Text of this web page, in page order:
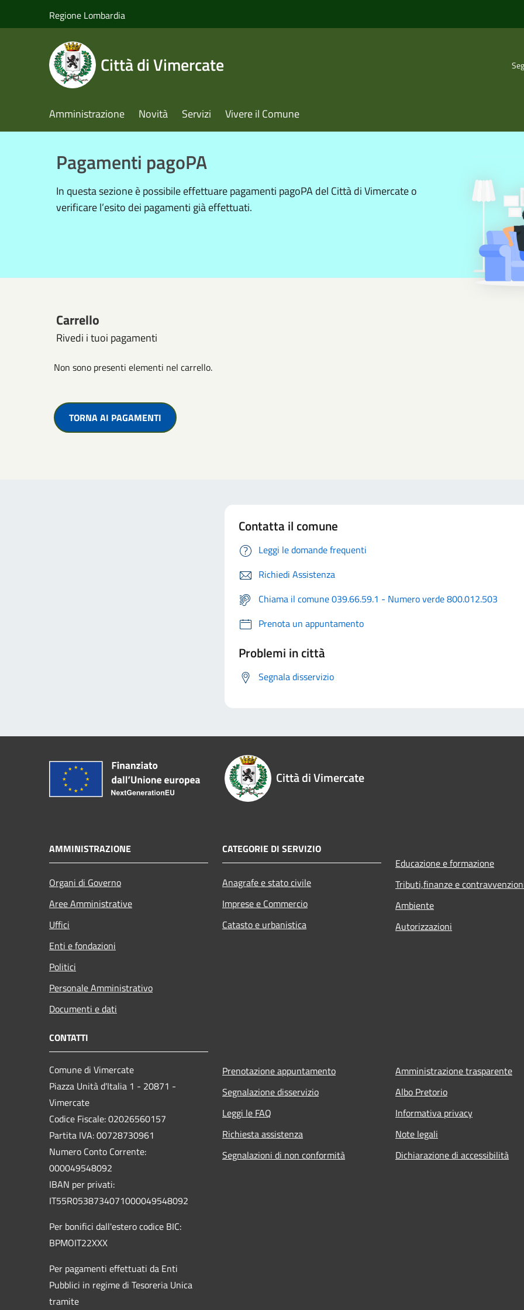
Regione Lombardia
Città di Vimercate
Amministrazione Novità Servizi Vivere il Comune
Pagamenti pagoPA
In questa sezione è possibile effettuare pagamenti pagoPA del Città di Vimercate o
verificare l’esito dei pagamenti già effettuati.
Carrello
Rivedi i tuoi pagamenti
Non sono presenti elementi nel carrello.
TORNA AI PAGAMENTI
Contatta il comune
Leggi le domande frequenti
Richiedi Assistenza
Chiama il comune 039.66.59.1 - Numero verde 800.012.503
Prenota un appuntamento
Problemi in città
Segnala disservizio
Città di Vimercate
AMMINISTRAZIONE
Organi di Governo
Aree Amministrative
Uffici
Enti e fondazioni
Politici
Personale Amministrativo
Documenti e dati
CATEGORIE DI SERVIZIO
Anagrafe e stato civile
Imprese e Commercio
Catasto e urbanistica
Educazione e formazione
Tributi,finanze e
Ambiente
Autorizzazioni
CONTATTI
Comune di Vimercate
Piazza Unità d'Italia 1 - 20871 -
Vimercate
Codice Fiscale: 02026560157
Partita IVA: 00728730961
Numero Conto Corrente:
000049548092
IBAN per privati:
IT55R0538734071000049548092
Per bonifici dall'estero codice BIC:
BPMOIT22XXX
Per pagamenti effettuati da Enti
Pubblici in regime di Tesoreria Unica
tramite
Prenotazione appuntamento
Segnalazione disservizio
Leggi le FAQ
Richiesta assistenza
Segnalazioni di non conformità
Amministrazione trasparente
Albo Pretorio
Informativa privacy
Note legali
Dichiarazione di accessibilità